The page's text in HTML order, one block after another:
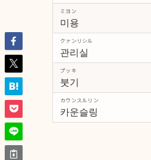
미용
ミヨン
관리실
クァンリシル
붓기
プッキ
카운슬링
カウンスルリン